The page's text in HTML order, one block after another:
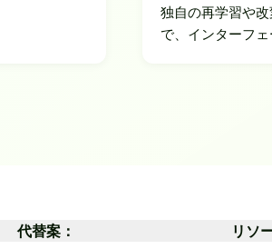
独自の再学習や
で、インターフ
代替案： リソ